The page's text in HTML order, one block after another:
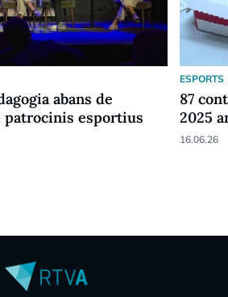
abans de
esportius
ESPORTS
87
2025
16.06.26